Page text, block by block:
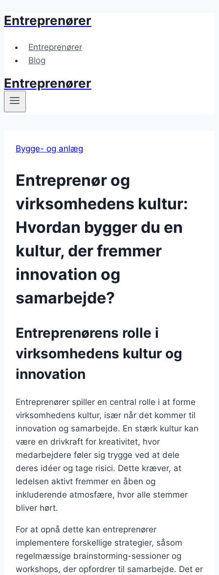
Fortsæt
indhold
Entreprenører
Entreprenører
Blog
Entreprenører
Bygge- og anlæg
Entreprenør og
virksomhedens kultur:
Hvordan bygger du en
kultur, der fremmer
innovation og
samarbejde?
Entreprenørens rolle i
virksomhedens kultur og
innovation
Entreprenører spiller en central rolle i at forme
virksomhedens kultur, især når det kommer til
innovation og samarbejde. En stærk kultur kan
være en drivkraft for kreativitet, hvor
medarbejdere føler sig trygge ved at dele
deres idéer og tage risici. Dette kræver, at
ledelsen aktivt fremmer en åben og
inkluderende atmosfære, hvor alle stemmer
bliver hørt.
For at opnå dette kan entreprenører
implementere forskellige strategier, såsom
regelmæssige brainstorming-sessioner og
workshops, der opfordrer til samarbejde. Det er